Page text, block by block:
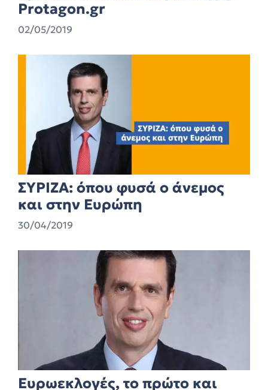
Protagon.gr
02/05/2019
ΣΥΡΙΖΑ: όπου φυσά ο άνεμος
και στην Ευρώπη
30/04/2019
Ευρωεκλογές, το πρώτο και